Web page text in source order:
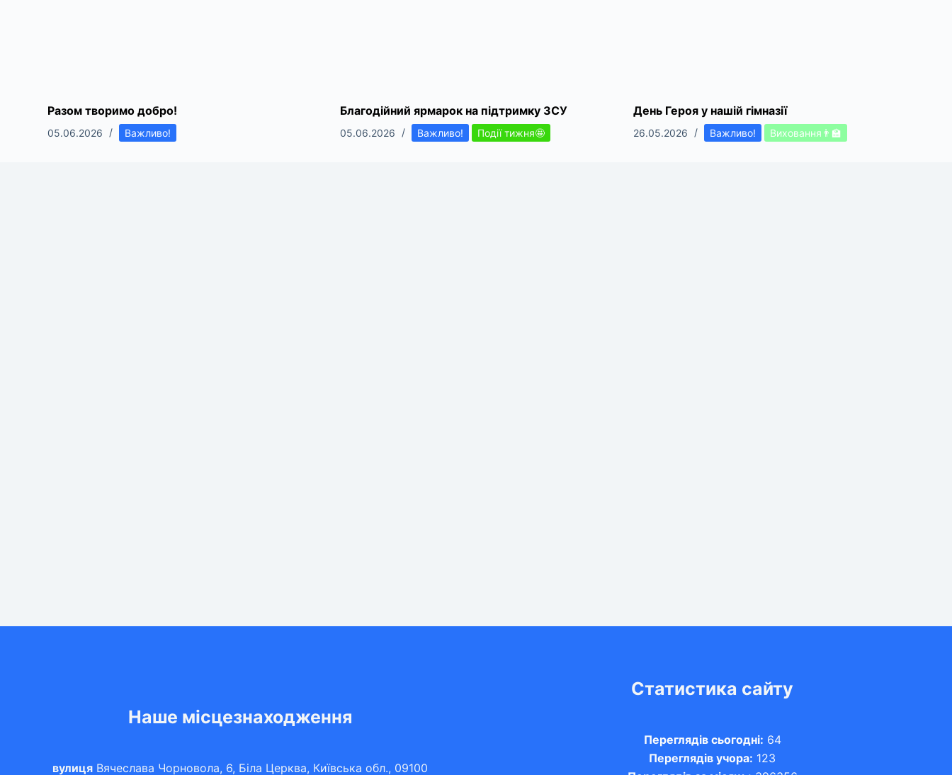
Разом творимо добро!
05.06.2026 Важливо!
Благодійний ярмарок на підтримку ЗСУ
05.06.2026 Важливо! Події тижня🤩
День Героя у нашій гімназії
26.05.2026 Важливо! Виховання👨‍🏫
Наше місцезнаходження
вулицяВячеслава Чорновола, 6, Біла Церква, Київська обл., 09100
Статистика сайту
Переглядів сьогодні: 64
Переглядів учора: 123